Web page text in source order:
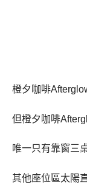
橙夕咖啡
但橙夕咖啡
唯一只有靠窗三
其他座位區太陽